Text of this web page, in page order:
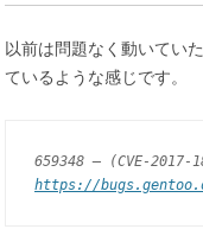
以前は問題なく動いてい
ているような感じです。
659348 – (CVE-2017-
https://